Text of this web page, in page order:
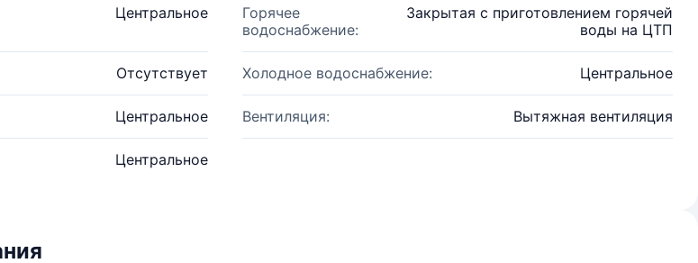
Центральное
Горячее
водоснабжение:
Закрытая с приготовлением горячей
воды на ЦТП
Отсутствует Холодное водоснабжение: Центральное
Центральное Вентиляция: Вытяжная вентиляция
Центральное